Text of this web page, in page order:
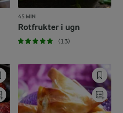
45 MIN
Rotfrukter i ugn
(13)